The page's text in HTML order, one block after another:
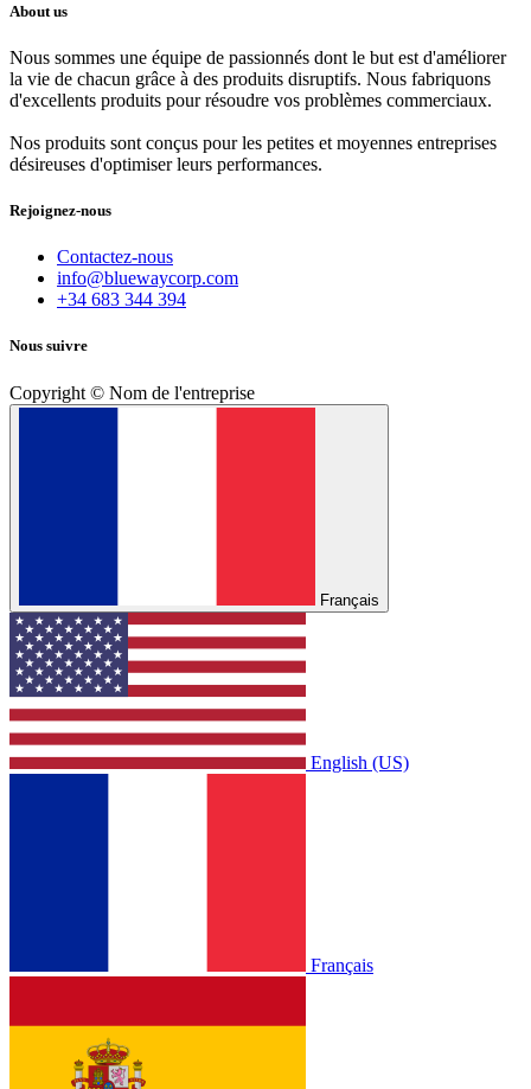
About us
Nous sommes une équipe de passionnés dont le but est d'améliorer
la vie de chacun grâce à des produits disruptifs. Nous fabriquons
d'excellents produits pour résoudre vos problèmes commerciaux.
Nos produits sont conçus pour les petites et moyennes entreprises
désireuses d'optimiser leurs performances.
Rejoignez-nous
Contactez-nous
info@bluewaycorp.com
+34 683 344 394
Nous suivre
Copyright © Nom de l'entreprise
Français
English (US)
Français